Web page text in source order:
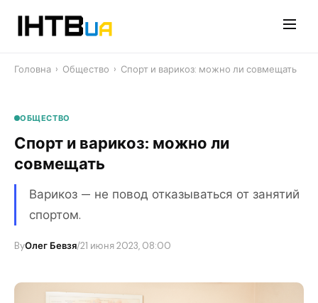
Головна › Общество › Спорт и варикоз: можно ли совмещать
ОБЩЕСТВО
Спорт и варикоз: можно ли
совмещать
Варикоз — не повод отказываться от занятий
спортом.
ByОлег Бевзя/21 июня 2023, 08:00